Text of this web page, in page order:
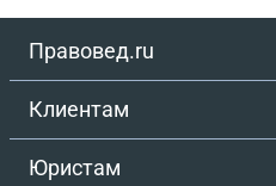
Правовед.ru
Клиентам
Юристам